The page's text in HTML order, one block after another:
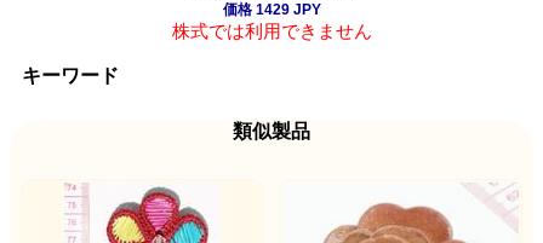
価格 1429 JPY
株式では利用できません
キーワード
類似製品